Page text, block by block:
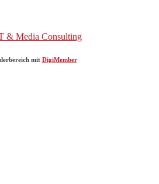
& Media Consulting
mit DigiMember